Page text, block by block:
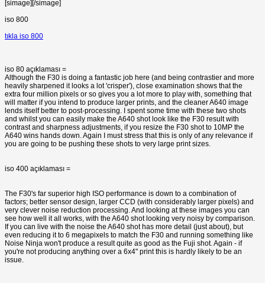
[simage][/simage]
iso 800
tıkla iso 800
iso 80 açıklaması =
Although the F30 is doing a fantastic job here (and being contrastier and more
heavily sharpened it looks a lot 'crisper'), close examination shows that the
extra four million pixels or so gives you a lot more to play with, something that
will matter if you intend to produce larger prints, and the cleaner A640 image
lends itself better to post-processing. I spent some time with these two shots
and whilst you can easily make the A640 shot look like the F30 result with
contrast and sharpness adjustments, if you resize the F30 shot to 10MP the
A640 wins hands down. Again I must stress that this is only of any relevance if
you are going to be pushing these shots to very large print sizes.
iso 400 açıklaması =
The F30's far superior high ISO performance is down to a combination of
factors; better sensor design, larger CCD (with considerably larger pixels) and
very clever noise reduction processing. And looking at these images you can
see how well it all works, with the A640 shot looking very noisy by comparison.
If you can live with the noise the A640 shot has more detail (just about), but
even reducing it to 6 megapixels to match the F30 and running something like
Noise Ninja won't produce a result quite as good as the Fuji shot. Again - if
you're not producing anything over a 6x4" print this is hardly likely to be an
issue.